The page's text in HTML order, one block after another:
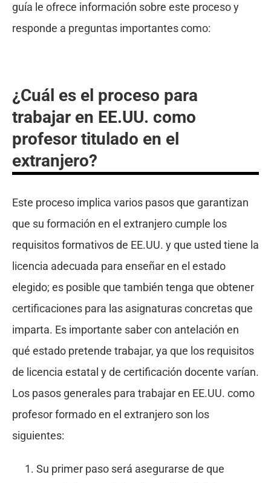
guía le ofrece información sobre este proceso y
responde a preguntas importantes como:
¿Cuál es el proceso para
trabajar en EE.UU. como
profesor titulado en el
extranjero?
Este proceso implica varios pasos que garantizan
que su formación en el extranjero cumple los
requisitos formativos de EE.UU. y que usted tiene la
licencia adecuada para enseñar en el estado
elegido; es posible que también tenga que obtener
certificaciones para las asignaturas concretas que
imparta. Es importante saber con antelación en
qué estado pretende trabajar, ya que los requisitos
de licencia estatal y de certificación docente varían.
Los pasos generales para trabajar en EE.UU. como
profesor formado en el extranjero son los
siguientes:
Su primer paso será asegurarse de que